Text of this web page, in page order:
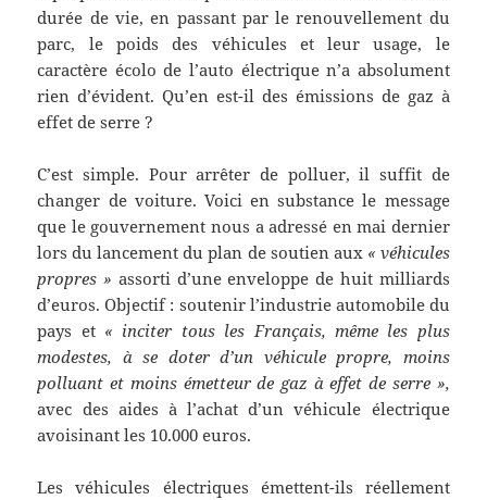
durée de vie, en passant par le renouvellement du
parc, le poids des véhicules et leur usage, le
caractère écolo de l’auto électrique n’a absolument
rien d’évident. Qu’en est-il des émissions de gaz à
effet de serre ?
C’est simple. Pour arrêter de polluer, il suffit de
changer de voiture. Voici en substance le message
que le gouvernement nous a adressé en mai dernier
lors du lancement du plan de soutien aux « véhicules
propres » assorti d’une enveloppe de huit milliards
d’euros. Objectif : soutenir l’industrie automobile du
pays et « inciter tous les Français, même les plus
modestes, à se doter d’un véhicule propre, moins
polluant et moins émetteur de gaz à effet de serre »,
avec des aides à l’achat d’un véhicule électrique
avoisinant les 10.000 euros.
Les véhicules électriques émettent-ils réellement